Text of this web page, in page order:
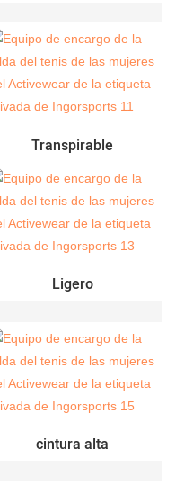
Transpirable
Ligero
cintura alta